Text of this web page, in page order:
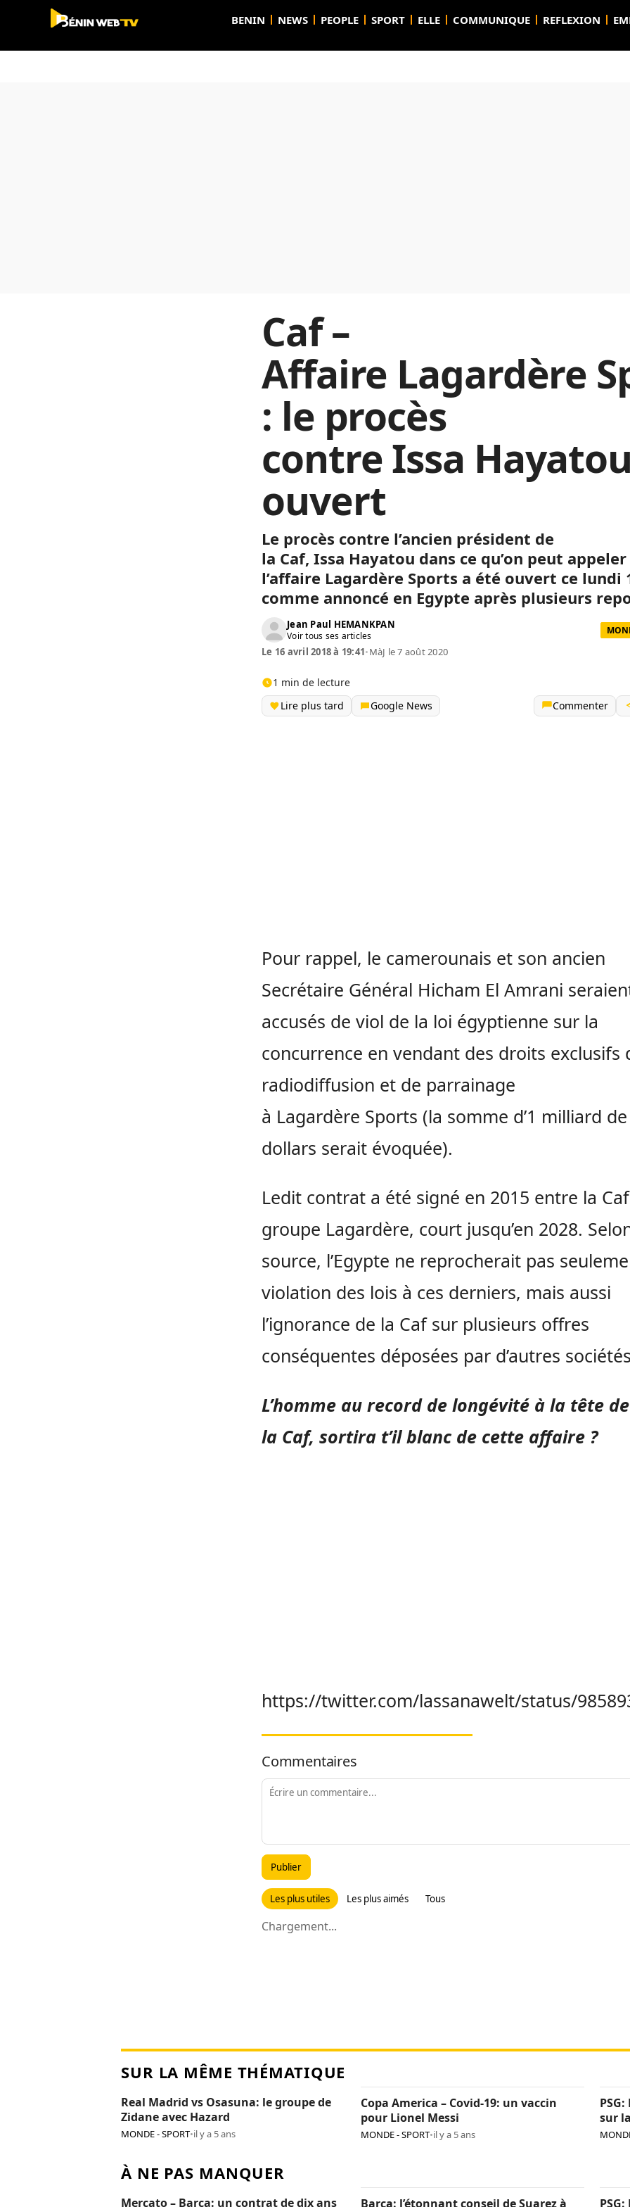
BENIN NEWS PEOPLE SPORT ELLE COMMUNIQUE REFLEXION
Caf –
Affaire Lagardère
: le procès
contre Issa
ouvert
Le procès contre l’ancien président de
la Caf, Issa Hayatou dans ce qu’on peut appeler
l’affaire Lagardère Sports a été ouvert ce lundi
comme annoncé en Egypte après plusieurs
Jean Paul HEMANKPAN
Voir tous ses articles
Le 16 avril 2018 à 19:41•MàJ le 7 août 2020
1 min de lecture
Lire plus tard
Google News Commenter
Pour rappel, le camerounais et son ancien
Secrétaire Général Hicham El Amrani
accusés de viol de la loi égyptienne sur la
concurrence en vendant des droits exclusifs
radiodiffusion et de parrainage
à Lagardère Sports (la somme d’1 milliard de
dollars serait évoquée).
Ledit contrat a été signé en 2015 entre la
groupe Lagardère, court jusqu’en 2028.
source, l’Egypte ne reprocherait pas
violation des lois à ces derniers, mais aussi
l’ignorance de la Caf sur plusieurs offres
conséquentes déposées par d’autres
L’homme au record de longévité à la tête de
la Caf, sortira t’il blanc de cette affaire ?
https://twitter.com/lassanawelt/status/
Commentaires
Publier
Les plus utiles Les plus aimés Tous
Chargement...
SUR LA MÊME THÉMATIQUE
Real Madrid vs Osasuna: le groupe de
Zidane avec Hazard
MONDE - SPORT•il y a 5 ans
Copa America – Covid-19: un vaccin
pour Lionel Messi
MONDE - SPORT•il y a 5 ans
sur
À NE PAS MANQUER
Mercato – Barça: un contrat de dix ans Barça: l’étonnant conseil de Suarez à